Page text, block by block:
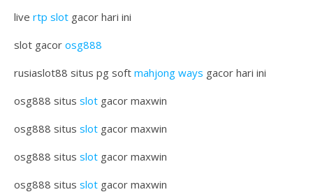
live rtp slot gacor hari ini
slot gacor osg888
rusiaslot88 situs pg soft mahjong ways gacor hari ini
osg888 situs slot gacor maxwin
osg888 situs slot gacor maxwin
osg888 situs slot gacor maxwin
osg888 situs slot gacor maxwin